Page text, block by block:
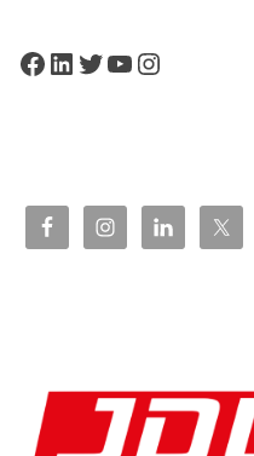
Facebook
LinkedIn
Twitter
YouTube
Instagram